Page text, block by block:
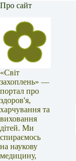
Про сайт
«Світ
захоплень» —
портал про
здоров'я,
харчування та
виховання
дітей. Ми
спираємось
на наукову
медицину,